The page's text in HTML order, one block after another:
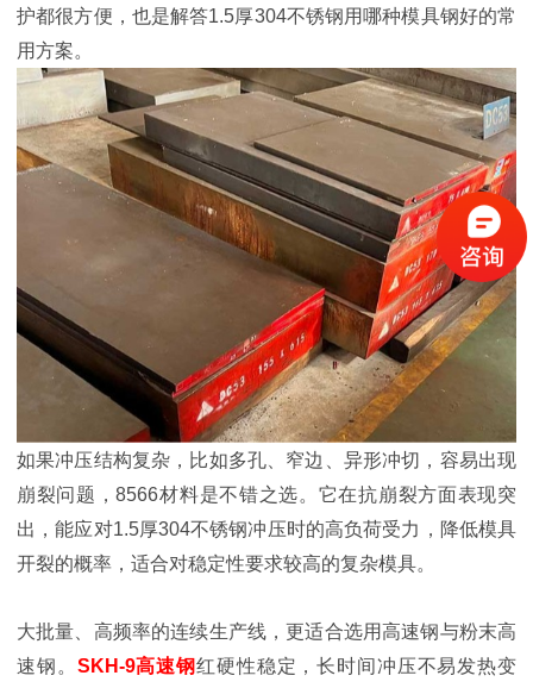
护都很方便，也是解答1.5厚304不锈钢用哪种模具钢好的常
用方案。
如果冲压结构复杂，比如多孔、窄边、异形冲切，容易出现
崩裂问题，8566材料是不错之选。它在抗崩裂方面表现突
出，能应对1.5厚304不锈钢冲压时的高负荷受力，降低模具
开裂的概率，适合对稳定性要求较高的复杂模具。
大批量、高频率的连续生产线，更适合选用高速钢与粉末高
速钢。 SKH-9高速钢红硬性稳定，长时间冲压不易发热变